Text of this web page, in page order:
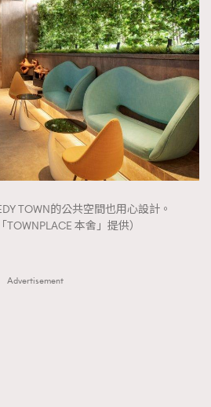
TOWN的公共空間也用心設計。
TOWNPLACE 本舍」提供）
Advertisement